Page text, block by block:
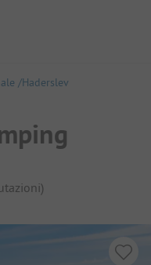
Haderslev
)